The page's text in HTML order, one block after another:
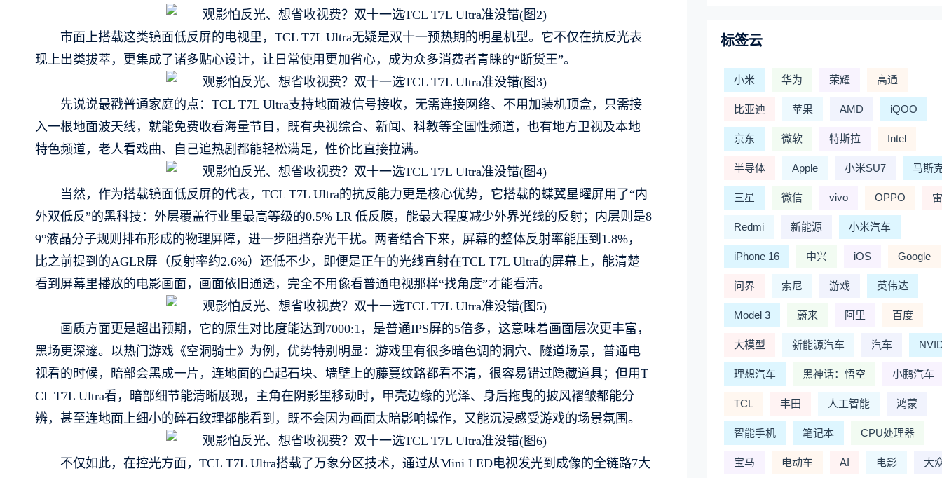
市面上搭载这类镜面低反屏的电视里，TCL T7L Ultra无疑是双十一预热期的明星机型。它不仅在抗反光表
现上出类拔萃，更集成了诸多贴心设计，让日常使用更加省心，成为众多消费者青睐的“断货王”。
先说说最戳普通家庭的点：TCL T7L Ultra支持地面波信号接收，无需连接网络、不用加装机顶盒，只需接
入一根地面波天线，就能免费收看海量节目，既有央视综合、新闻、科教等全国性频道，也有地方卫视及本地
特色频道，老人看戏曲、自己追热剧都能轻松满足，性价比直接拉满。
当然，作为搭载镜面低反屏的代表，TCL T7L Ultra的抗反能力更是核心优势，它搭载的蝶翼星曜屏用了“内
外双低反”的黑科技：外层覆盖行业里最高等级的0.5% LR 低反膜，能最大程度减少外界光线的反射；内层则是8
9°液晶分子规则排布形成的物理屏障，进一步阻挡杂光干扰。两者结合下来，屏幕的整体反射率能压到1.8%，
比之前提到的AGLR屏（反射率约2.6%）还低不少，即便是正午的光线直射在TCL T7L Ultra的屏幕上，能清楚
看到屏幕里播放的电影画面，画面依旧通透，完全不用像看普通电视那样“找角度”才能看清。
画质方面更是超出预期，它的原生对比度能达到7000:1，是普通IPS屏的5倍多，这意味着画面层次更丰富，
黑场更深邃。以热门游戏《空洞骑士》为例，优势特别明显：游戏里有很多暗色调的洞穴、隧道场景，普通电
视看的时候，暗部会黑成一片，连地面的凸起石块、墙壁上的藤蔓纹路都看不清，很容易错过隐藏道具；但用T
CL T7L Ultra看，暗部细节能清晰展现，主角在阴影里移动时，甲壳边缘的光泽、身后拖曳的披风褶皱都能分
辨，甚至连地面上细小的碎石纹理都能看到，既不会因为画面太暗影响操作，又能沉浸感受游戏的场景氛围。
不仅如此，在控光方面，TCL T7L Ultra搭载了万象分区技术，通过从Mini LED电视发光到成像的全链路7大
标签云
小米 华为 荣耀 高通
比亚迪 苹果 AMD iQOO
京东 微软 特斯拉 Intel
半导体 Apple 小米SU7 马斯
三星 微信 vivo OPPO
Redmi 新能源 小米汽车
iPhone 16 中兴 iOS Google
问界 索尼 游戏 英伟达
Model 3 蔚来 阿里 百度
大模型 新能源汽车 汽车
理想汽车 黑神话：悟空 小鹏汽车
TCL 丰田 人工智能 鸿蒙
智能手机 笔记本 CPU处理器
宝马 电动车 AI 电影 大